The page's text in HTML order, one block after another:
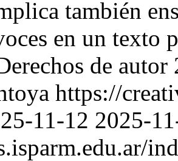
también
en un texto
de
https://
11-12 2025-